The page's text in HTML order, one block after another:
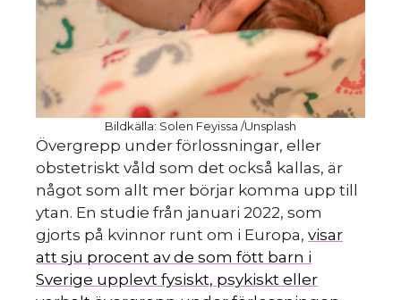
Bildkälla: Solen Feyissa /Unsplash
Övergrepp under förlossningar, eller
obstetriskt våld som det också kallas, är
något som allt mer börjar komma upp till
ytan. En studie från januari 2022, som
gjorts på kvinnor runt om i Europa, visar
att sju procent av de som fött barn i
Sverige upplevt fysiskt, psykiskt eller